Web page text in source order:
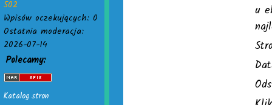
502
Wpisów oczekujących: 0
Ostatnia moderacja:
2026-07-14
Polecamy:
Katalog stron
u